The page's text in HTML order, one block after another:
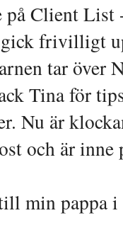
Client
frivilligt
tar över
Tina för
Nu är
och är
min